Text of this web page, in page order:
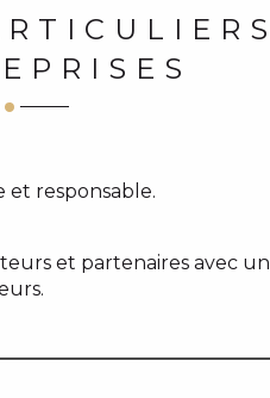
et responsable.
et partenaires avec un